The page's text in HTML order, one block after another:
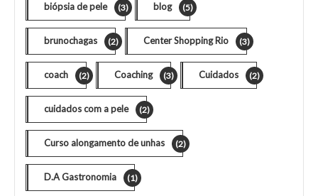
biópsia de pele (3) blog (5)
brunochagas (2) Center Shopping Rio (3)
coach (2) Coaching (3) Cuidados (2)
cuidados com a pele (2)
Curso alongamento de unhas (2)
D.A Gastronomia (1)